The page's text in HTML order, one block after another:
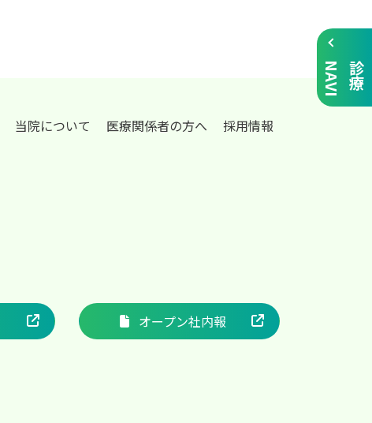
診
療
N
A
V
I
当院について 医療関係者の方へ 採用情報
オープン社内報